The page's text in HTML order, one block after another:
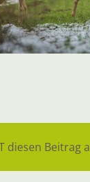
diesen